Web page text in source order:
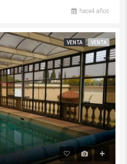
hace4 años
VENTA VENTA